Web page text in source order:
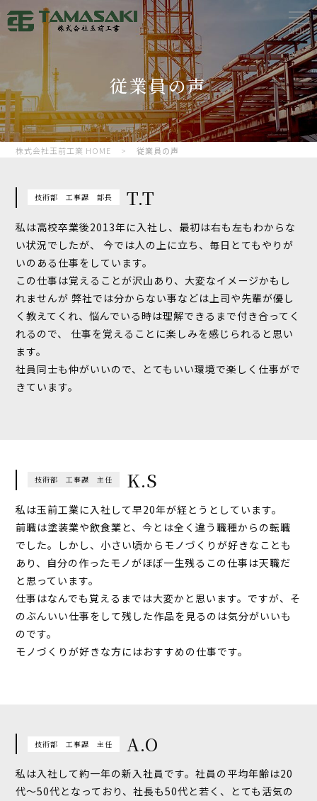
MENU
従業員の声
株式会社玉前工業 HOME > 従業員の声
技術部 工事課 部長 T.T
私は高校卒業後2013年に入社し、最初は右も左もわからな
い状況でしたが、
今では人の上に立ち、毎日とてもやりが
いのある仕事をしています。
この仕事は覚えることが沢山あり、大変なイメージかもし
れませんが 弊社では分からない事などは上司や先輩が優し
く教えてくれ、悩んでいる時は理解できるまで付き合ってく
れるので、
仕事を覚えることに楽しみを感じられると思い
ます。
社員同士も仲がいいので、とてもいい環境で楽しく仕事がで
きています。
技術部 工事課 主任 K.S
私は玉前工業に入社して早20年が経とうとしています。
前職は塗装業や飲食業と、今とは全く違う職種からの転職
でした。しかし、小さい頃からモノづくりが好きなことも
あり、自分の作ったモノがほぼ一生残るこの仕事は天職だ
と思っています。
仕事はなんでも覚えるまでは大変かと思います。ですが、そ
のぶんいい仕事をして残した作品を見るのは気分がいいも
のです。
モノづくりが好きな方にはおすすめの仕事です。
技術部 工事課 主任 A.O
私は入社して約一年の新入社員です。社員の平均年齢は20
代～50代となっており、社長も50代と若く、とても活気の